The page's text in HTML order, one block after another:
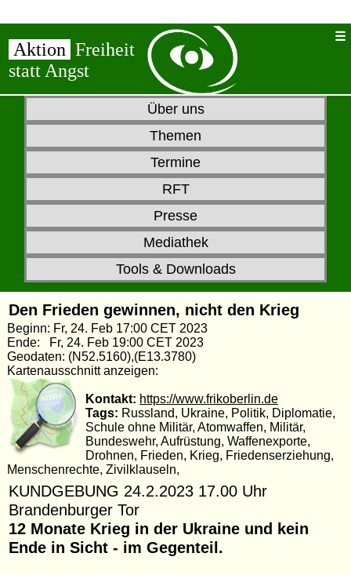
Aktion Freiheit
statt Angst
Über uns
Themen
Termine
RFT
Presse
Mediathek
Tools & Downloads
Den Frieden gewinnen, nicht den Krieg
Beginn: Fr, 24. Feb 17:00 CET 2023
Ende: Fr, 24. Feb 19:00 CET 2023
Geodaten: (N52.5160),(E13.3780)
Kartenausschnitt anzeigen:
Kontakt: https://www.frikoberlin.de
Tags: Russland, Ukraine, Politik, Diplomatie,
Schule ohne Militär, Atomwaffen, Militär,
Bundeswehr, Aufrüstung, Waffenexporte,
Drohnen, Frieden, Krieg, Friedenserziehung,
Menschenrechte, Zivilklauseln,
KUNDGEBUNG 24.2.2023 17.00 Uhr
Brandenburger Tor
12 Monate Krieg in der Ukraine und kein
Ende in Sicht - im Gegenteil.